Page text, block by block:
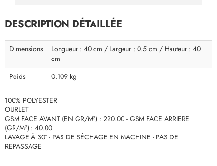
DESCRIPTION DÉTAILLÉE
Dimensions
Longueur : 40 cm / Largeur : 0.5 cm / Hauteur : 40
cm
Poids
0.109 kg
100% POLYESTER
OURLET
GSM FACE AVANT (EN GR/M²) : 220.00 - GSM FACE ARRIERE
(GR/M²) : 40.00
LAVAGE À 30° - PAS DE SÉCHAGE EN MACHINE - PAS DE
REPASSAGE